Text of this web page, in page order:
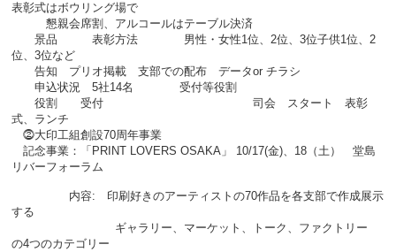
表彰式はボウリング場で
懇親会席割、アルコールはテーブル決済
景品 表彰方法 男性・女性1位、2位、3位子供1位、2
位、3位など
告知 プリオ掲載 支部での配布 データor チラシ
申込状況 5社14名 受付等役割
役割 受付 司会 スタート 表彰
式、ランチ
⓶大印工組創設70周年事業
記念事業：「PRINT LOVERS OSAKA」 10/17(金)、18（土） 堂島
リバーフォーラム
内容: 印刷好きのアーティストの70作品を各支部で作成展示
する
ギャラリー、マーケット、トーク、ファクトリー
の4つのカテゴリー